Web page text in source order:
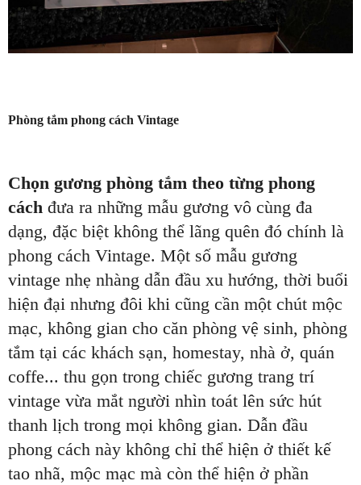
Phòng tắm phong cách Vintage
Chọn gương phòng tắm theo từng phong
cách đưa ra những mẫu gương vô cùng đa
dạng, đặc biệt không thể lãng quên đó chính là
phong cách Vintage. Một số mẫu gương
vintage nhẹ nhàng dẫn đầu xu hướng, thời buổi
hiện đại nhưng đôi khi cũng cần một chút mộc
mạc, không gian cho căn phòng vệ sinh, phòng
tắm tại các khách sạn, homestay, nhà ở, quán
coffe... thu gọn trong chiếc gương trang trí
vintage vừa mắt người nhìn toát lên sức hút
thanh lịch trong mọi không gian. Dẫn đầu
phong cách này không chỉ thể hiện ở thiết kế
tao nhã, mộc mạc mà còn thể hiện ở phần